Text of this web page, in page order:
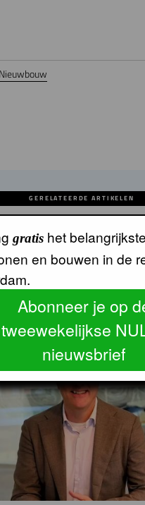
Nieuwbouw
GERELATEERDE ARTIKELEN
in Buiksloterham
NUL20 NIEUWS
gratis het
en bouwen in de
Abonneer je op
tweewekelijkse
nieuwsbrief